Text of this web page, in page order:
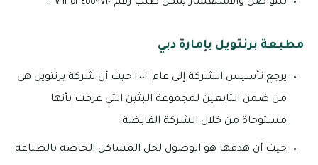
مطبعة برنتويل بإمارة دبي
يرجع تأسيس الشركة إلى عام ٢٠٠٢ حيث أن شركة برنتويل هي
من ضمن التابعين لمجموعة البثين التي عرفت بأنها
مستوحاة من خلال الشركة القابضة.
حيث أن هدفها هو الوصول لحل المشاكل الخاصة بالطباعة